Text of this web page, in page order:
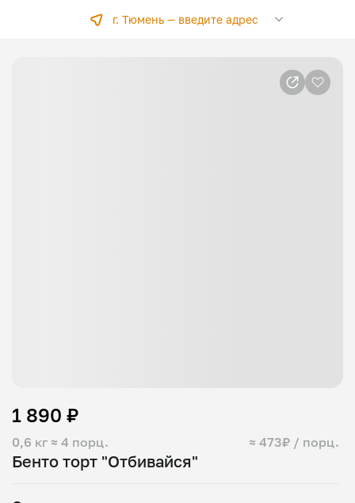
г. Тюмень — введите адрес
Бенто торт "Отбивайся"
0,6 кг ≈ 4 порц. ≈ 473₽ / порц.
1 890 ₽